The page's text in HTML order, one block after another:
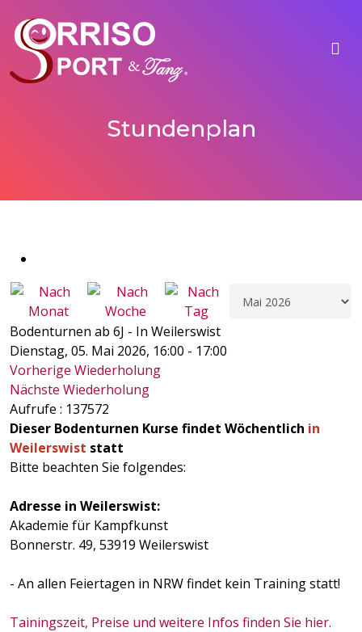
Stundenplan
Bodenturnen ab 6J - In Weilerswist
Dienstag, 05. Mai 2026, 16:00 - 17:00
Vorherige Wiederholung
Nächste Wiederholung
Aufrufe : 137572
Dieser Bodenturnen Kurse findet Wöchentlich in
Weilerswist statt
Bitte beachten Sie folgendes:
Adresse in Weilerswist:
Akademie für Kampfkunst
Bonnerstr. 49, 53919 Weilerswist
- An allen Feiertagen in NRW findet kein Training statt!
Tainingszeit, Preise und weitere Infos finden Sie hier.